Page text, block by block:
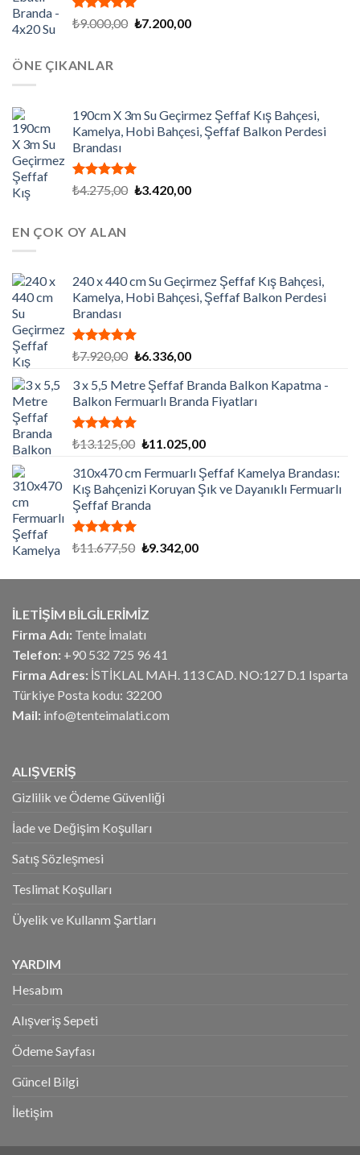
5 üzerinden
oy
₺9.000,00 Orijinal
₺7.200,00Şu
ÖNE ÇIKANLAR
190cm X 3m Su Geçirmez Şeffaf Kış Bahçesi,
Kamelya, Hobi Bahçesi, Şeffaf Balkon Perdesi
Brandası
5 üzerinden
oy
₺4.275,00 Orijinal
₺3.420,00Şu
EN ÇOK OY ALAN
240 x 440 cm Su Geçirmez Şeffaf Kış Bahçesi,
Kamelya, Hobi Bahçesi, Şeffaf Balkon Perdesi
Brandası
5 üzerinden
oy
aldı
₺7.920,00 Orijinal
₺7.920,00.
₺6.336,00Şu
fiyat:
₺6.336,00.
3 x 5,5 Metre Şeffaf Branda Balkon Kapatma -
Balkon Fermuarlı Branda Fiyatları
5 üzerinden
aldı
₺13.125,00 Orijinal
₺13.125,00.
₺11.025,00Şu
fiyat:
₺11.025,00.
310x470 cm Fermuarlı Şeffaf Kamelya Brandası:
Kış Bahçenizi Koruyan Şık ve Dayanıklı Fermuarlı
Şeffaf Branda
5 üzerinden
₺11.677,50 Orijinal
₺11.677,50.
₺9.342,00Şu
fiyat:
İLETİŞİM BİLGİLERİMİZ
Firma Adı: Tente İmalatı
Telefon: +90 532 725 96 41
Firma Adres: İSTİKLAL MAH. 113 CAD. NO:127 D.1 Isparta
Türkiye Posta kodu: 32200
Mail: info@tenteimalati.com
ALIŞVERİŞ
Gizlilik ve Ödeme Güvenliği
İade ve Değişim Koşulları
Satış Sözleşmesi
Teslimat Koşulları
Üyelik ve Kullanm Şartları
YARDIM
Hesabım
Alışveriş Sepeti
Ödeme Sayfası
Güncel Bilgi
İletişim